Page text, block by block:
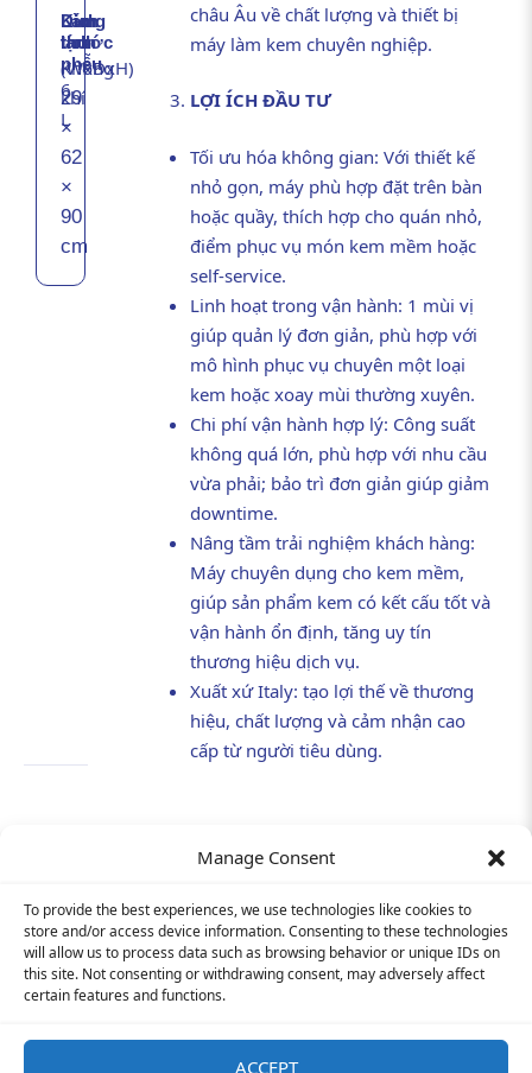
Manage Consent
To provide the best experiences, we use technologies like cookies to
store and/or access device information. Consenting to these technologies
will allow us to process data such as browsing behavior or unique IDs on
this site. Not consenting or withdrawing consent, may adversely affect
certain features and functions.
ACCEPT
Dung
tích
phễu
6
L
Kích
thước
(WxDxH)
29
×
62
×
90
cm
Làm
lạnh
Không
khí
châu Âu về chất lượng và thiết bị
máy làm kem chuyên nghiệp.
LỢI ÍCH ĐẦU TƯ
Tối ưu hóa không gian: Với thiết kế
nhỏ gọn, máy phù hợp đặt trên bàn
hoặc quầy, thích hợp cho quán nhỏ,
điểm phục vụ món kem mềm hoặc
self-service.
Linh hoạt trong vận hành: 1 mùi vị
giúp quản lý đơn giản, phù hợp với
mô hình phục vụ chuyên một loại
kem hoặc xoay mùi thường xuyên.
Chi phí vận hành hợp lý: Công suất
không quá lớn, phù hợp với nhu cầu
vừa phải; bảo trì đơn giản giúp giảm
downtime.
Nâng tầm trải nghiệm khách hàng:
Máy chuyên dụng cho kem mềm,
giúp sản phẩm kem có kết cấu tốt và
vận hành ổn định, tăng uy tín
thương hiệu dịch vụ.
Xuất xứ Italy: tạo lợi thế về thương
hiệu, chất lượng và cảm nhận cao
cấp từ người tiêu dùng.
Hỗ trợ khách hàng:
090 1199 076
E-mail:
info@tim-corp.com.vn
Giấy phép kinh doanh số:
0315719359
INFORMATION
Cơ hội việc làm
Chính sách bảo mật
F Y
o
I